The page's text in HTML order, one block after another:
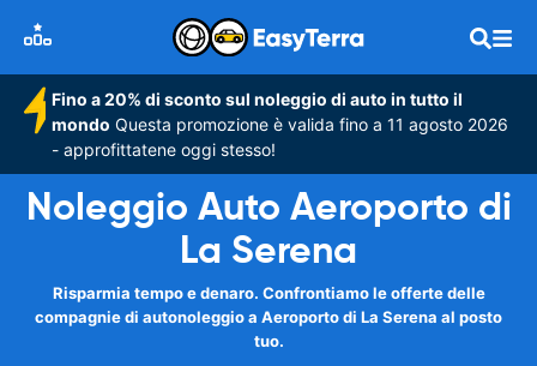
Fino a 20% di sconto sul noleggio di auto in tutto il
mondo Questa promozione è valida fino a 11 agosto 2026
- approfittatene oggi stesso!
Noleggio Auto Aeroporto di
La Serena
Risparmia tempo e denaro. Confrontiamo le offerte delle
compagnie di autonoleggio a Aeroporto di La Serena al posto
tuo.